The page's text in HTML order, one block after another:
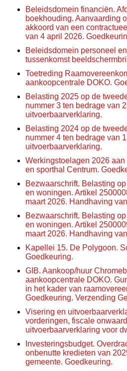
Beleidsdomein financiën.
boekhouding. Aanvaarding
akkoord van een
van 4 april 2026.
Beleidsdomein personeel
tussenkomst
Toetreding
aankoopcentrale DOKO.
Belasting 2025 op de
nummer 3 ten bedrage van
uitvoerbaarverklaring.
Belasting 2024 op de
nummer 4 ten bedrage van
uitvoerbaarverklaring.
Werkingstoelagen 2026
en sporthal Centrum.
Bezwaarschrift. Belasting
en woningen. Artikel
maart 2026. Handhaving
Bezwaarschrift. Belasting
en woningen. Artikel
maart 2026. Handhaving
Kapellei 15. De Polygoon.
Goedkeuring.
GIB. Aankoop/huur
aankoopcentrale DOKO.
in het kader van
Goedkeuring. Verzending
Visering en
vorderingen, fiscale
uitvoerbaarverklaring voor
Investeringsbudget.
onbenutte kredieten van
gemeente. Goedkeuring.